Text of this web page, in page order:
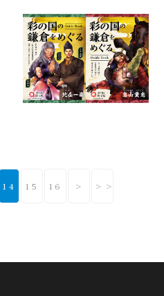
ーション
14 15 16 > >>